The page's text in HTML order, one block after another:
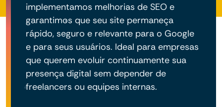
implementamos melhorias de SEO e
garantimos que seu site permaneça
rápido, seguro e relevante para o Google
e para seus usuários. Ideal para empresas
que querem evoluir continuamente sua
presença digital sem depender de
freelancers ou equipes internas.